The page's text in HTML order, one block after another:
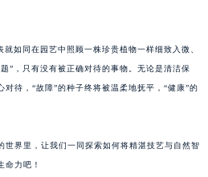
如同在园艺中照顾一株珍贵植物一样细致入微、
”，只有没有被正确对待的事物。无论是清洁保
待，“故障”的种子终将被温柔地抚平，“健康”的
世界里，让我们一同探索如何将精湛技艺与自然智
命力吧！